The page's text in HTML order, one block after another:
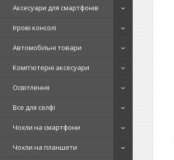
Аксесуари для смартфонів
Ігрові консолі
Автомобільні товари
Комп'ютерні аксесуари
Освітлення
Все для селфі
Чохли на смартфони
Чохли на планшети